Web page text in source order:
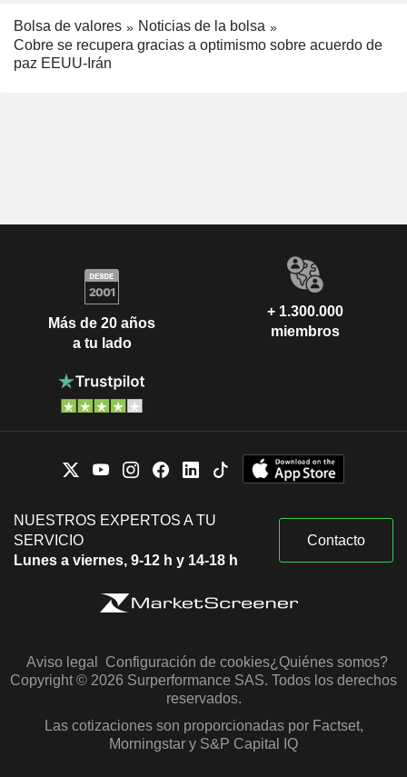
Bolsa de valores
Noticias de la bolsa
Cobre se recupera gracias a optimismo sobre acuerdo de
paz EEUU-Irán
Más de 20 años
a tu lado
+ 1.300.000
miembros
NUESTROS EXPERTOS A TU
SERVICIO
Lunes a viernes, 9-12 h y 14-18 h
Contacto
Aviso legal Configuración de cookies¿Quiénes somos?
Copyright © 2026 Surperformance SAS. Todos los derechos
reservados.
Las cotizaciones son proporcionadas por Factset,
Morningstar y S&P Capital IQ